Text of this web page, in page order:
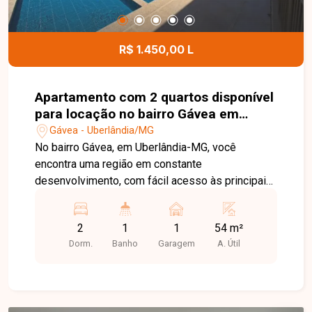
apartamento bem localizado, em condomínio com
estrutura completa e ótimo custo-benefício. Entre
em contato e agende sua visita!
R$ 1.450,00 L
Apartamento com 2 quartos disponível
para locação no bairro Gávea em
Uberlândia-MG
Gávea - Uberlândia/MG
No bairro Gávea, em Uberlândia-MG, você
encontra uma região em constante
desenvolvimento, com fácil acesso às principais
supermercados, escolas, farmácias e diversos
comércios, proporcionando praticidade e
qualidade de vida. Apartamento disponível para
2
Dorm.
1
Banho
1
Garagem
54 m²
A. Útil